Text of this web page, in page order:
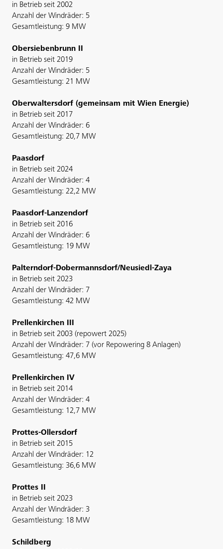
in Betrieb seit 2002
Anzahl der Windräder: 5
Gesamtleistung: 9 MW
Obersiebenbrunn II
in Betrieb seit 2019
Anzahl der Windräder: 5
Gesamtleistung: 21 MW
Oberwaltersdorf (gemeinsam mit Wien Energie)
in Betrieb seit 2017
Anzahl der Windräder: 6
Gesamtleistung: 20,7 MW
Paasdorf
in Betrieb seit 2024
Anzahl der Windräder: 4
Gesamtleistung: 22,2 MW
Paasdorf-Lanzendorf
in Betrieb seit 2016
Anzahl der Windräder: 6
Gesamtleistung: 19 MW
Palterndorf-Dobermannsdorf/Neusiedl-Zaya
in Betrieb seit 2023
Anzahl der Windräder: 7
Gesamtleistung: 42 MW
Prellenkirchen III
in Betrieb seit 2003 (repowert 2025)
Anzahl der Windräder: 7 (vor Repowering 8 Anlagen)
Gesamtleistung: 47,6 MW
Prellenkirchen IV
in Betrieb seit 2014
Anzahl der Windräder: 4
Gesamtleistung: 12,7 MW
Prottes-Ollersdorf
in Betrieb seit 2015
Anzahl der Windräder: 12
Gesamtleistung: 36,6 MW
Prottes II
in Betrieb seit 2023
Anzahl der Windräder: 3
Gesamtleistung: 18 MW
Schildberg